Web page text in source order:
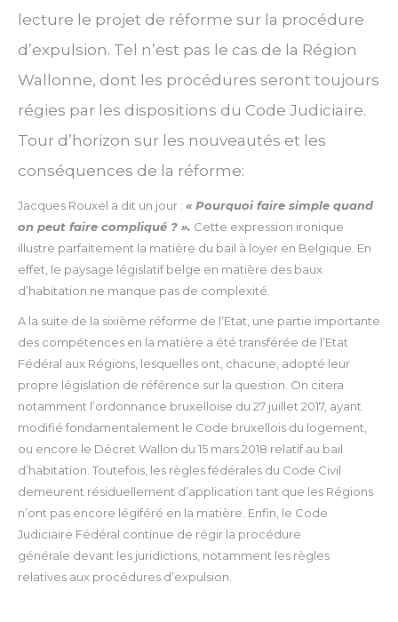
lecture le projet de réforme sur la procédure
d’expulsion. Tel n’est pas le cas de la Région
Wallonne, dont les procédures seront toujours
régies par les dispositions du Code Judiciaire.
Tour d’horizon sur les nouveautés et les
conséquences de la réforme:
Jacques Rouxel a dit un jour : « Pourquoi faire simple quand
on peut faire compliqué ? ». Cette expression ironique
illustre parfaitement la matière du bail à loyer en Belgique. En
effet, le paysage législatif belge en matière des baux
d’habitation ne manque pas de complexité.
A la suite de la sixième réforme de l’Etat, une partie importante
des compétences en la matière a été transférée de l’Etat
Fédéral aux Régions, lesquelles ont, chacune, adopté leur
propre législation de référence sur la question. On citera
notamment l’ordonnance bruxelloise du 27 juillet 2017, ayant
modifié fondamentalement le Code bruxellois du logement,
ou encore le Décret Wallon du 15 mars 2018 relatif au bail
d’habitation. Toutefois, les règles fédérales du Code Civil
demeurent résiduellement d’application tant que les Régions
n’ont pas encore légiféré en la matière. Enfin, le Code
Judiciaire Fédéral continue de régir la procédure
générale devant les juridictions, notamment les règles
relatives aux procédures d’expulsion.